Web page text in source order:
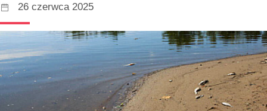
26 czerwca 2025